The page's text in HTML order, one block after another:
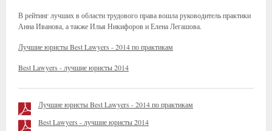
В рейтинг лучших в области трудового права вошла руководитель практики
Анна Иванова, а также Илья Никифоров и Елена Легашова.
Лучшие юристы Best Lawyers - 2014 по практикам
Best Lawyers - лучшие юристы 2014
Лучшие юристы Best Lawyers - 2014 по практикам
Best Lawyers - лучшие юристы 2014